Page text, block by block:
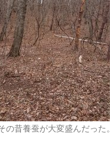
昔養蚕が大変盛んだった。